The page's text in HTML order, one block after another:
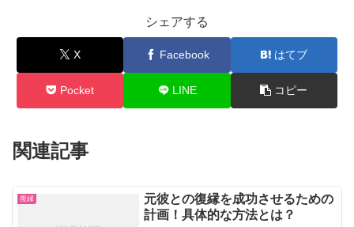
シェアする
X Facebook はてブ
Pocket LINE コピー
関連記事
復縁
元彼との復縁を成功させるための
計画！具体的な方法とは？